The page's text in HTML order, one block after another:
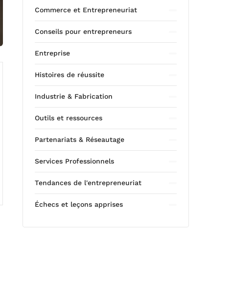
Commerce et Entrepreneuriat
Conseils pour entrepreneurs
Entreprise
Histoires de réussite
Industrie & Fabrication
Outils et ressources
Partenariats & Réseautage
Services Professionnels
Tendances de l'entrepreneuriat
Échecs et leçons apprises